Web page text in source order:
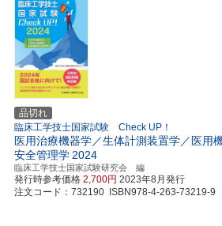
品切れ
臨床工学技士国家試験 Check UP！
医用治療機器学／生体計測装置学／医用
安全管理学 2024
臨床工学技士国家試験研究会 編
発行時参考価格2,700円 2023年8月発行
注文コード：732190 ISBN978-4-263-73219-9